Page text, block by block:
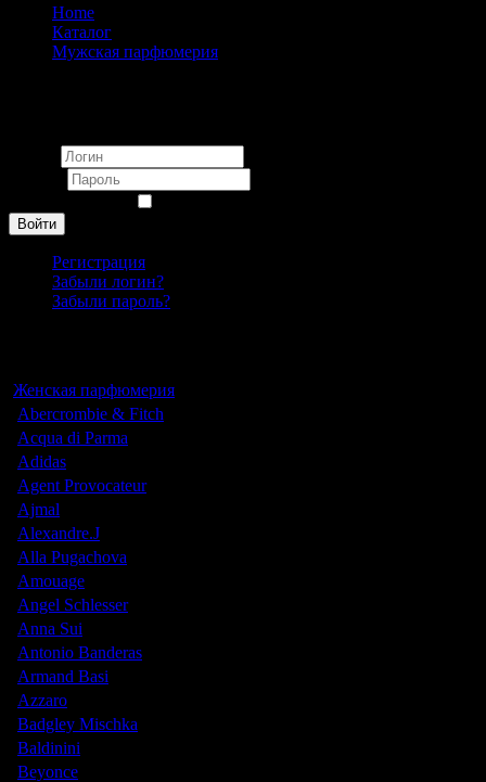
Home
Каталог
Мужская парфюмерия
Войти
Регистрация
Забыли логин?
Забыли пароль?
Женская парфюмерия
Abercrombie & Fitch
Acqua di Parma
Adidas
Agent Provocateur
Ajmal
Alexandre.J
Alla Pugachova
Amouage
Angel Schlesser
Anna Sui
Antonio Banderas
Armand Basi
Azzaro
Badgley Mischka
Baldinini
Beyonce